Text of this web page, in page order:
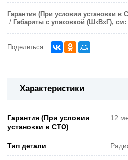
Гарантия (При условии установки в
Габариты с упаковкой (ШxВxГ), см:
Поделиться
Характеристики
Гарантия (При условии
установки в СТО)
12
Тип детали